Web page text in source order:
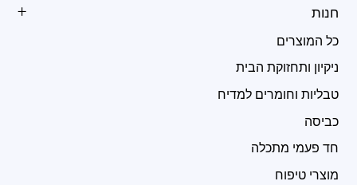
חנות
כל המוצרים
ניקיון ותחזוקת הבית
טבליות וחומרים למדיח
כביסה
חד פעמי מתכלה
מוצרי טיפוח